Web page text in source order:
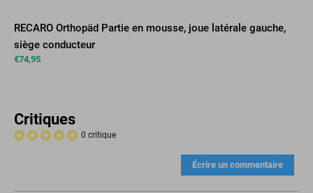
RECARO Orthopäd Partie en mousse, joue latérale gauche,
siège conducteur
€74,95
Critiques
0 critique
Écrire un commentaire